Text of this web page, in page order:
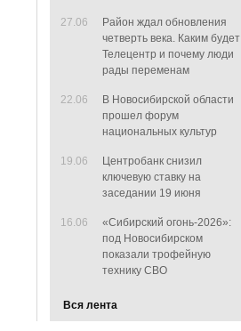
27.06
Район ждал обновления
четверть века. Каким будет
Телецентр и почему люди
рады переменам
22.06
В Новосибирской области
прошел форум
национальных культур
19.06
Центробанк снизил
ключевую ставку на
заседании 19 июня
16.06
«Сибирский огонь-2026»:
под Новосибирском
показали трофейную
технику СВО
Вся лента